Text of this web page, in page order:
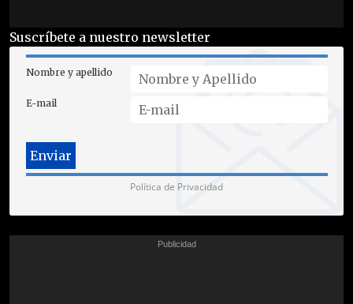
Suscríbete a nuestro newsletter
Nombre y apellido
E-mail
Política de Privacidad